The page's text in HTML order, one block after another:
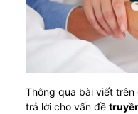
Thông qua bài viết
trả lời cho vấn đề